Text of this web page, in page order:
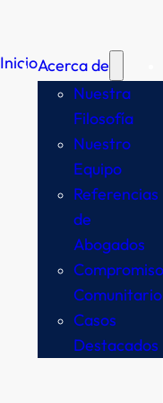
InicioAcerca de
Nuestra
Filosofía
Nuestro
Equipo
Referencias
de
Abogados
Compromiso
Comunitario
Casos
Destacados